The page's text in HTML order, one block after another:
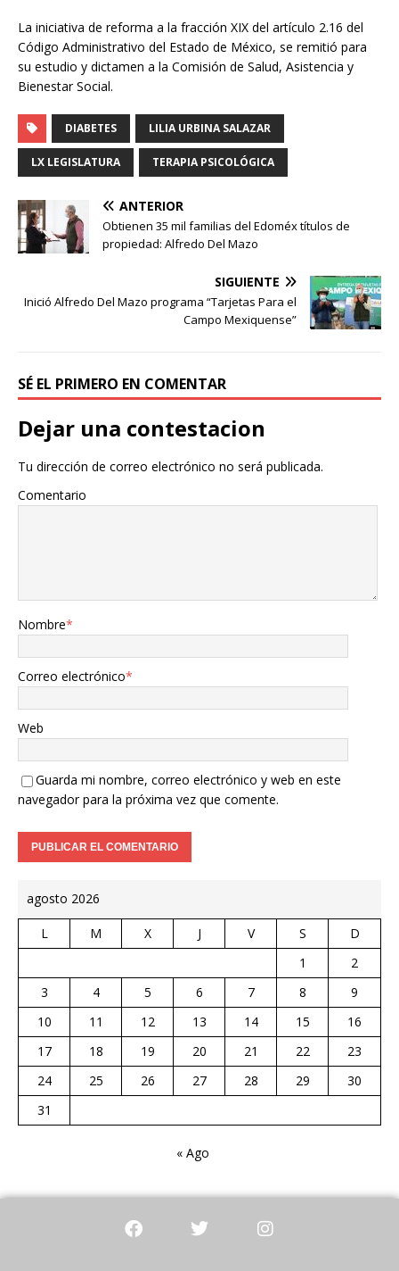
La iniciativa de reforma a la fracción XIX del artículo 2.16 del
Código Administrativo del Estado de México, se remitió para
su estudio y dictamen a la Comisión de Salud, Asistencia y
Bienestar Social.
DIABETES LILIA URBINA SALAZAR
LX LEGISLATURA TERAPIA PSICOLÓGICA
ANTERIOR
Obtienen 35 mil familias del Edoméx títulos de
propiedad: Alfredo Del Mazo
SIGUIENTE
Inició Alfredo Del Mazo programa “Tarjetas Para el
Campo Mexiquense”
SÉ EL PRIMERO EN COMENTAR
Dejar una contestacion
Tu dirección de correo electrónico no será publicada.
Comentario
Nombre*
Correo electrónico*
Web
Guarda mi nombre, correo electrónico y web en este
navegador para la próxima vez que comente.
agosto 2026
L M X J V S
D
1
2
3
4 5 6 7 8
9
10
11 12 13 14 15
16
17
18 19 20 21 22
23
24
25 26 27 28 29
30
31
« Ago